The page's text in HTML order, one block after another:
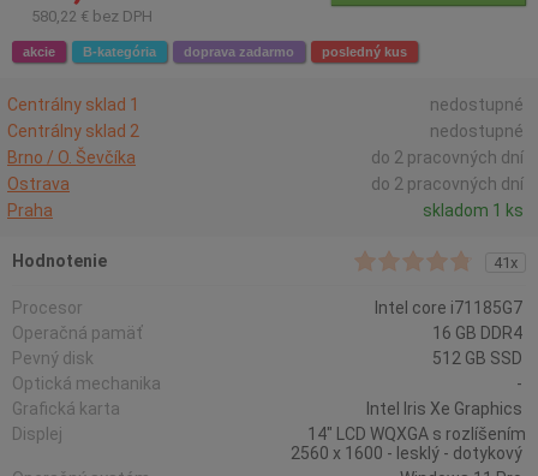
580,22 € bez DPH
akcie B-kategória doprava zadarmo posledný kus
Centrálny sklad 1
nedostupné
Centrálny sklad 2
nedostupné
Brno / O. Ševčíka
do 2 pracovných dní
Ostrava
do 2 pracovných dní
Praha
skladom 1 ks
Hodnotenie 41x
Procesor
Intel core i71185G7
Operačná pamäť
16 GB DDR4
Pevný disk
512 GB SSD
Optická mechanika
-
Grafická karta
Intel Iris Xe Graphics
Displej
14" LCD WQXGA s rozlíšením
2560 x 1600 - lesklý - dotykový